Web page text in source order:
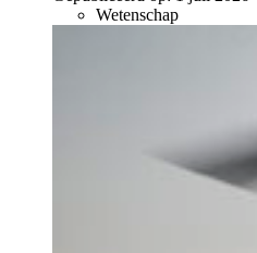
Wetenschap